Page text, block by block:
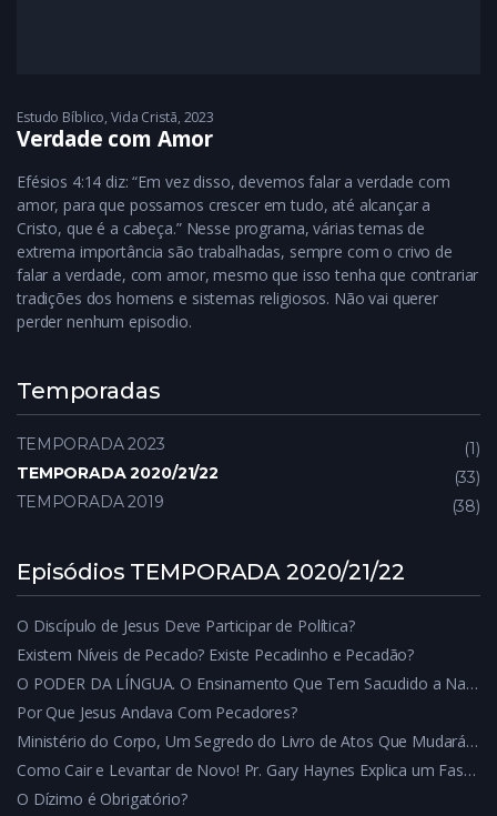
Estudo Bíblico,Vida Cristã 2023
Verdade com Amor
Efésios 4:14 diz: “Em vez disso, devemos falar a verdade com
amor, para que possamos crescer em tudo, até alcançar a
Cristo, que é a cabeça.” ‭‭Nesse programa, várias temas de
extrema importância são trabalhadas, sempre com o crivo de
falar a verdade, com amor, mesmo que isso tenha que contrariar
tradições dos homens e sistemas religiosos. Não vai querer
perder nenhum episodio.
Temporadas
TEMPORADA 2023
1
TEMPORADA 2020/21/22
33
TEMPORADA 2019
38
Episódios TEMPORADA 2020/21/22
O Discípulo de Jesus Deve Participar de Política?
Existem Níveis de Pecado? Existe Pecadinho e Pecadão?
O PODER DA LÍNGUA. O Ensinamento Que Tem Sacudido a Nação!
Por Que Jesus Andava Com Pecadores?
Ministério do Corpo, Um Segredo do Livro de Atos Que Mudará Sua Vida
Como Cair e Levantar de Novo! Pr. Gary Haynes Explica um Fascinante Segredo Bíblico
O Dízimo é Obrigatório?